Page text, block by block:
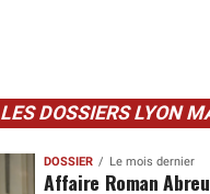
LES DOSSIERS LYON
DOSSIER Le mois dernier
Affaire Roman Abreu